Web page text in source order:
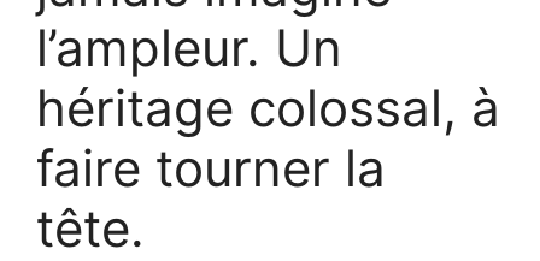
l’ampleur. Un
héritage colossal, à
faire tourner la
tête.